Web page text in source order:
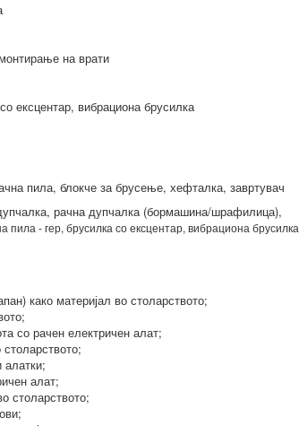
на врати
ексцентар, вибрациона брусилка
пила, блокче за брусење, хефталка, завртувач
рачна дупчалка (бормашина/шрафилица),
пила - гер, брусилка со ексцентар, вибрациона брусилка
како материјал во столарството;
со рачен електричен алат;
алат;
столарството;